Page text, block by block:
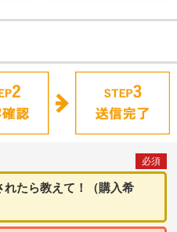
必須
たら教えて！（購入希